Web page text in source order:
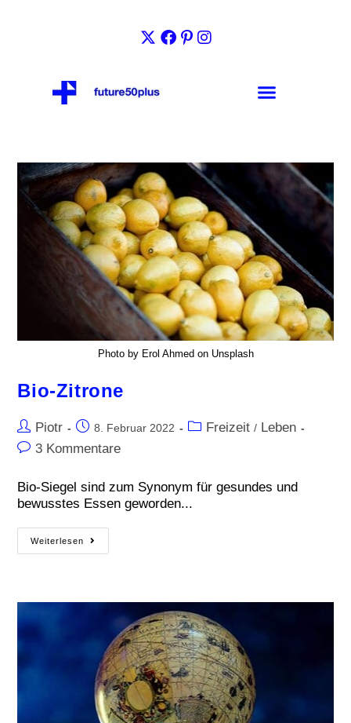
Photo by Erol Ahmed on Unsplash
Bio-Zitrone
Piotr 8. Februar 2022 Freizeit / Leben
3 Kommentare
Bio-Siegel sind zum Synonym für gesundes und
bewusstes Essen geworden...
Weiterlesen